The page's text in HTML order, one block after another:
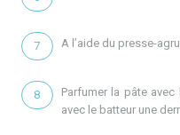
A l’aide du presse-
Parfumer la pâte
avec le batteur une